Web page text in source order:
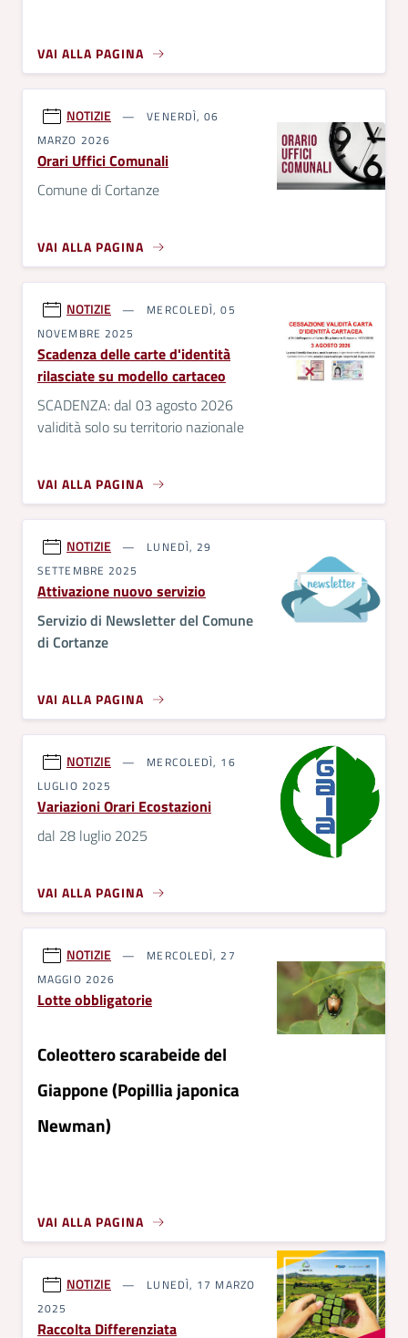
VAI ALLA PAGINA
NOTIZIE
VENERDÌ, 06
MARZO 2026
Orari Uffici Comunali
Comune di Cortanze
VAI ALLA PAGINA
NOTIZIE
MERCOLEDÌ, 05
NOVEMBRE 2025
Scadenza delle carte d'identità
rilasciate su modello cartaceo
SCADENZA: dal 03 agosto 2026
validità solo su territorio nazionale
VAI ALLA PAGINA
NOTIZIE
LUNEDÌ, 29
SETTEMBRE 2025
Attivazione nuovo servizio
Servizio di Newsletter del Comune
di Cortanze
VAI ALLA PAGINA
NOTIZIE
MERCOLEDÌ, 16
LUGLIO 2025
Variazioni Orari Ecostazioni
dal 28 luglio 2025
VAI ALLA PAGINA
NOTIZIE
MERCOLEDÌ, 27
MAGGIO 2026
Lotte obbligatorie
Coleottero scarabeide del
Giappone (Popillia japonica
Newman)
VAI ALLA PAGINA
NOTIZIE
LUNEDÌ, 17 MARZO
2025
Raccolta Differenziata